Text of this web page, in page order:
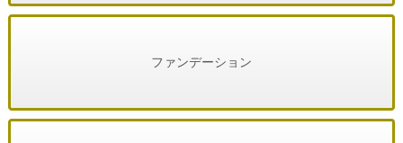
ファンデーション